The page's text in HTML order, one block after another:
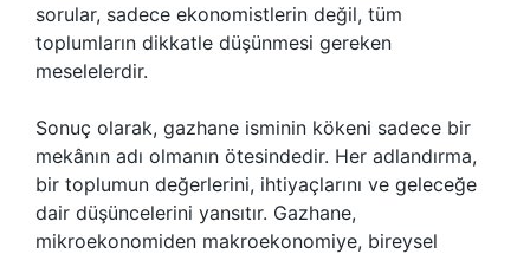
sorular, sadece ekonomistlerin değil, tüm
toplumların dikkatle düşünmesi gereken
meselelerdir.
Sonuç olarak, gazhane isminin kökeni sadece bir
mekânın adı olmanın ötesindedir. Her adlandırma,
bir toplumun değerlerini, ihtiyaçlarını ve geleceğe
dair düşüncelerini yansıtır. Gazhane,
mikroekonomiden makroekonomiye, bireysel